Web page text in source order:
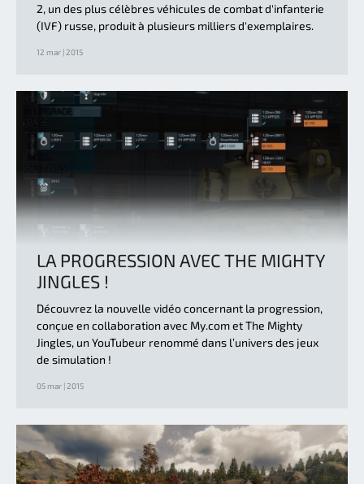
2, un des plus célèbres véhicules de combat d'infanterie
(IVF) russe, produit à plusieurs milliers d'exemplaires.
12 mar | 2015
LA PROGRESSION AVEC THE MIGHTY
JINGLES !
Découvrez la nouvelle vidéo concernant la progression,
conçue en collaboration avec My.com et The Mighty
Jingles, un YouTubeur renommé dans l’univers des jeux
de simulation !
05 mar | 2015